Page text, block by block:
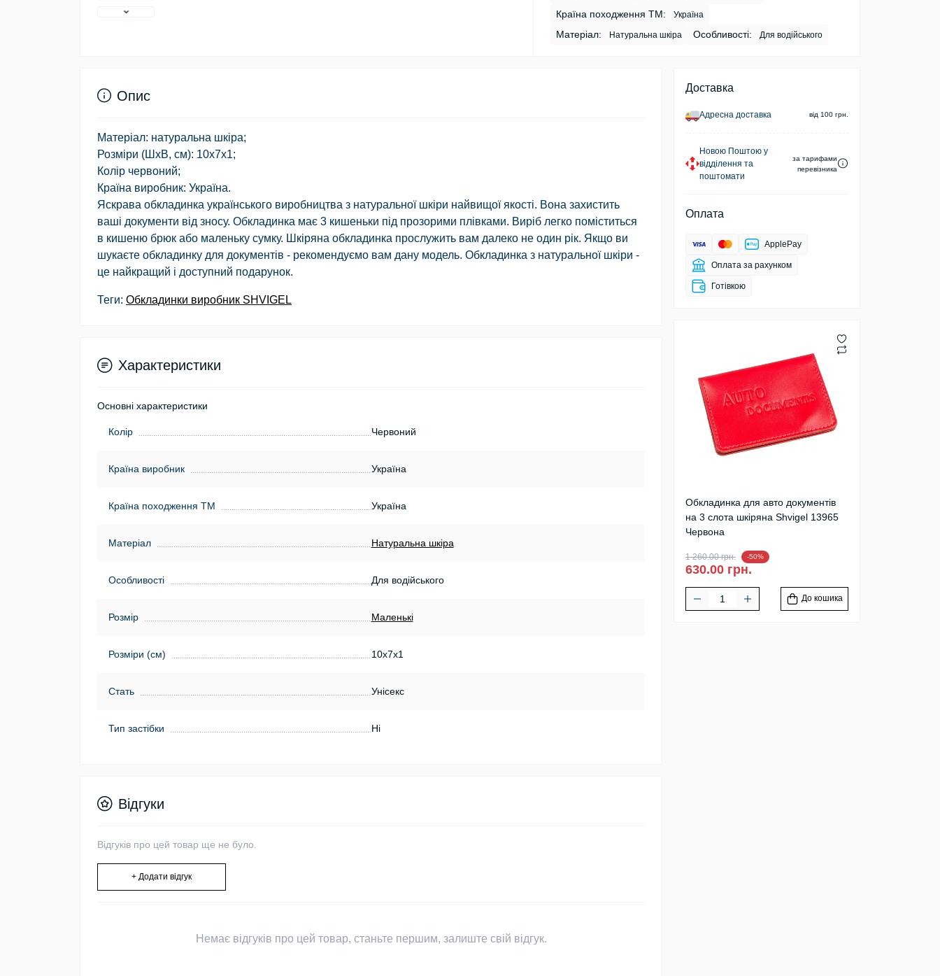
Країна походження ТМ: Україна
Матеріал: Натуральна шкіра Особливості: Для водійського
Доставка
Адресна доставка від 100 грн.
Новою Поштою у
відділення та
поштомати
за тарифами
перевізника
Оплата
ApplePay
Оплата за рахунком
Готівкою
Обкладинка для авто документів
на 3 слота шкіряна Shvigel 13965
Червона
1 260.00 грн. -50%
630.00 грн.
До кошика
Опис
Матеріал: натуральна шкіра;
Розміри (ШхВ, см): 10х7х1;
Колір червоний;
Країна виробник: Україна.
Яскрава обкладинка українського виробництва з натуральної шкіри найвищої якості. Вона захистить
ваші документи від зносу. Обкладинка має 3 кишеньки під прозорими плівками. Виріб легко поміститься
в кишеню брюк або маленьку сумку. Шкіряна обкладинка прослужить вам далеко не один рік. Якщо ви
шукаєте обкладинку для документів - рекомендуємо вам дану модель. Обкладинка з натуральної шкіри -
це найкращий і доступний подарунок.
Теги: Обкладинки виробник SHVIGEL
Характеристики
Основні характеристики
Колір Червоний
Країна виробник Україна
Країна походження ТМ Україна
Матеріал Натуральна шкіра
Особливості Для водійського
Розмір Маленькі
Розміри (см) 10х7х1
Стать Унісекс
Тип застібки Ні
Відгуки
Відгуків про цей товар ще не було.
+ Додати відгук
Немає відгуків про цей товар, станьте першим, залиште свій відгук.